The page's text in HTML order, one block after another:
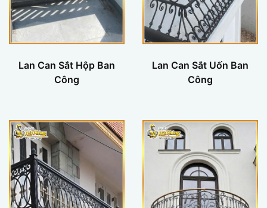
Lan Can Sắt Hộp Ban
Công
Lan Can Sắt Uốn Ban
Công